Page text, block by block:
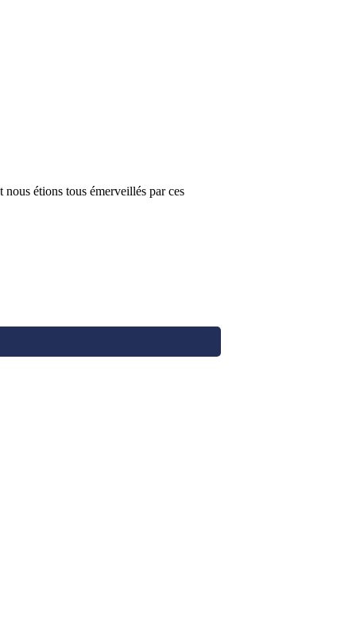
étions tous émerveillés par ces